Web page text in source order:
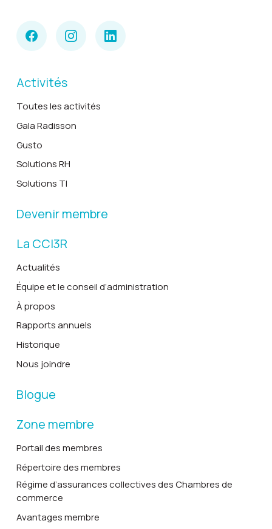
Activités
Toutes les activités
Gala Radisson
Gusto
Solutions RH
Solutions TI
Devenir membre
La CCI3R
Actualités
Équipe et le conseil d’administration
À propos
Rapports annuels
Historique
Nous joindre
Blogue
Zone membre
Portail des membres
Répertoire des membres
Régime d’assurances collectives des Chambres de
commerce
Avantages membre